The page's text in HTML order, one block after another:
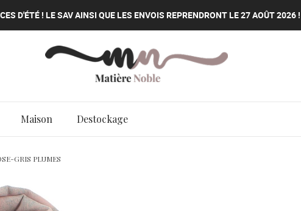
D'ÉTÉ ! LE SAV AINSI QUE LES ENVOIS REPRENDRONT LE 27 AOÛT 2026 !
D'ÉTÉ ! LE SAV AINSI QUE LES ENVOIS REPRENDRONT LE 27 AOÛT 2026 !
Maison Destockage
GRIS PLUMES